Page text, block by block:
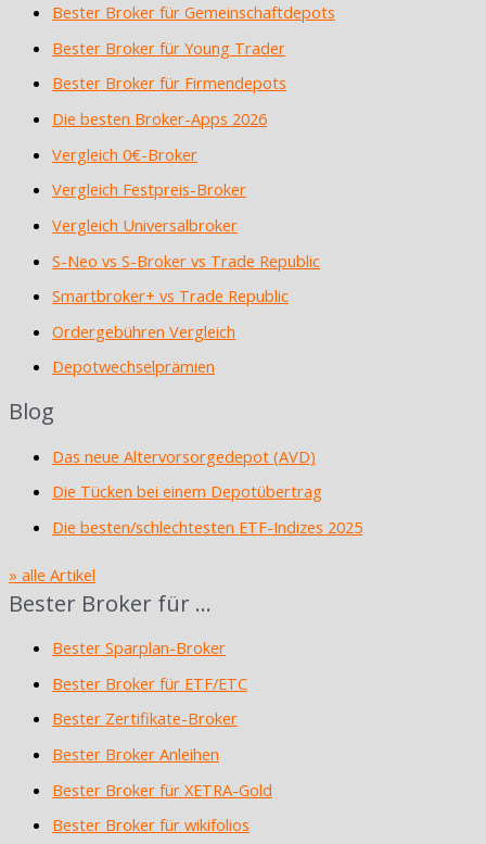
Bester Broker für Gemeinschaftdepots
Bester Broker für Young Trader
Bester Broker für Firmendepots
Die besten Broker-Apps 2026
Vergleich 0€-Broker
Vergleich Festpreis-Broker
Vergleich Universalbroker
S-Neo vs S-Broker vs Trade Republic
Smartbroker+ vs Trade Republic
Ordergebühren Vergleich
Depotwechselprämien
Blog
Das neue Altervorsorgedepot (AVD)
Die Tücken bei einem Depotübertrag
Die besten/schlechtesten ETF-Indizes 2025
» alle Artikel
Bester Broker für …
Bester Sparplan-Broker
Bester Broker für ETF/ETC
Bester Zertifikate-Broker
Bester Broker Anleihen
Bester Broker für XETRA-Gold
Bester Broker für wikifolios